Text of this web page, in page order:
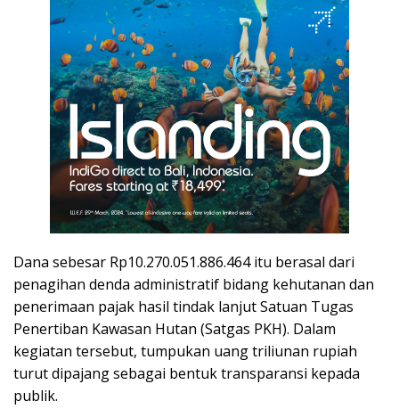
Dana sebesar Rp10.270.051.886.464 itu berasal dari
penagihan denda administratif bidang kehutanan dan
penerimaan pajak hasil tindak lanjut Satuan Tugas
Penertiban Kawasan Hutan (Satgas PKH). Dalam
kegiatan tersebut, tumpukan uang triliunan rupiah
turut dipajang sebagai bentuk transparansi kepada
publik.